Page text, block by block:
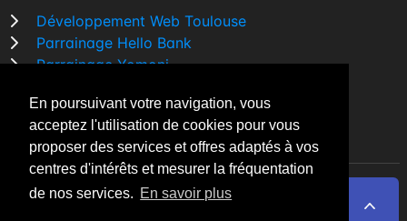
En poursuivant votre navigation, vous
acceptez l'utilisation de cookies pour vous
proposer des services et offres adaptés à vos
centres d'intérêts et mesurer la fréquentation
de nos services. En savoir plus
Développement Web Toulouse
Parrainage Hello Bank
Parrainage Yomoni
Comparatif banque
By Night v5.7.3| © 2026 - Tous droits réservés